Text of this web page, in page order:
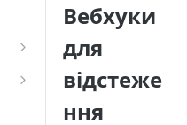
Вебхуки
для
відстеже
ння